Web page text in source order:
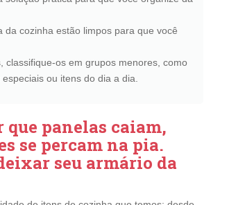
cozinha estão limpos para que você
classifique-os em grupos menores, como
ou itens do dia a dia.
panelas caiam,
se percam na pia.
seu armário da